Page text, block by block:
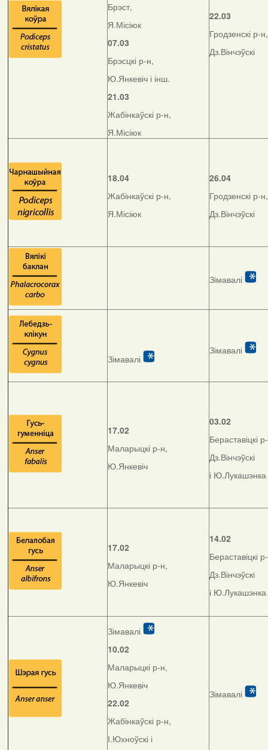
Брэст,
Я.Місіюк
07.03
Брэсцкі р-н,
Ю.Янкевіч і інш.
21.03
Жабінкаўскі р-н,
Я.Місіюк
22.03
Гродзенскі р-н,
Дз.Вінчэўскі
18.04
Жабінкаўскі р-н,
Я.Місіюк
26.04
Гродзенскі р-н,
Дз.Вінчэўскі
Зімавалі
Зімавалі
Зімавалі
17.02
Маларыцкі р-н,
Ю.Янкевіч
03.02
Бераставіцкі
Дз.Вінчэўскі
і Ю.Лукашэнка
17.02
Маларыцкі р-н,
Ю.Янкевіч
14.02
Бераставіцкі
Дз.Вінчэўскі
і Ю.Лукашэнка
Зімавалі
10.02
Маларыцкі р-н,
Ю.Янкевіч
22.02
Жабінкаўскі р-н,
І.Юхноўскі і
Зімавалі